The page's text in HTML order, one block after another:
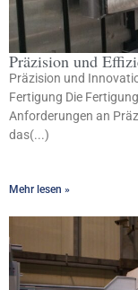
Präzision und
Präzision und
Fertigung Die
Anforderungen an
das(...)
Mehr lesen »